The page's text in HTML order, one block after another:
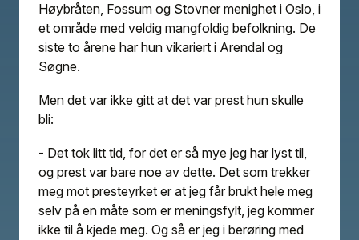
Høybråten, Fossum og Stovner menighet i Oslo, i
et område med veldig mangfoldig befolkning. De
siste to årene har hun vikariert i Arendal og
Søgne.
Men det var ikke gitt at det var prest hun skulle
bli:
- Det tok litt tid, for det er så mye jeg har lyst til,
og prest var bare noe av dette. Det som trekker
meg mot presteyrket er at jeg får brukt hele meg
selv på en måte som er meningsfylt, jeg kommer
ikke til å kjede meg. Og så er jeg i berøring med